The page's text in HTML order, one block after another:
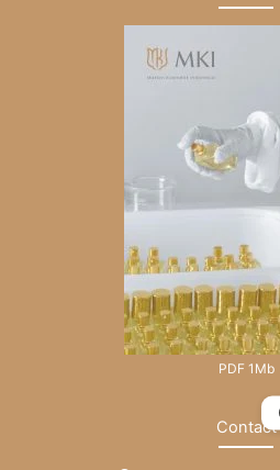
PDF 1Mb
Contact